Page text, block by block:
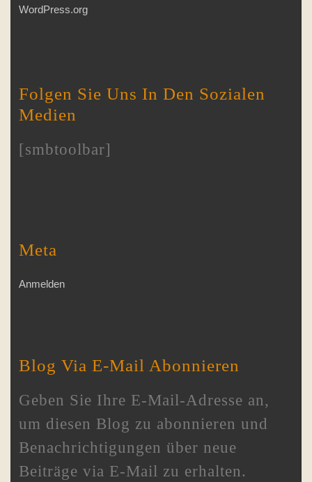
WordPress.org
Folgen Sie Uns In Den Sozialen
Medien
[smbtoolbar]
Meta
Anmelden
Blog Via E-Mail Abonnieren
Geben Sie Ihre E-Mail-Adresse an,
um diesen Blog zu abonnieren und
Benachrichtigungen über neue
Beiträge via E-Mail zu erhalten.